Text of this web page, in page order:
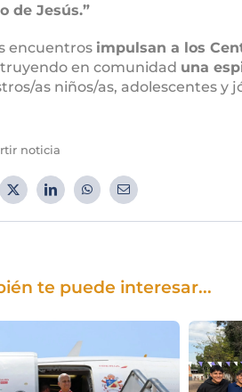
de Jesús.”
encuentros impulsan a los
en comunidad una
as niños/as, adolescentes y
noticia
te puede interesar...